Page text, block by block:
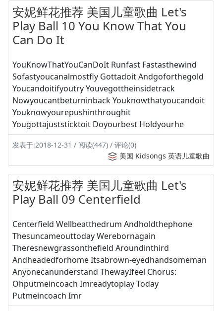
安妮鲜花推荐 美国儿童歌曲 Let's
Play Ball 10 You Know That You
Can Do It
YouKnowThatYouCanDoIt Runfast Fastasthewind
Sofastyoucanalmostfly Gottadoit Andgoforthegold
Youcandoitifyoutry Youvegottheinsidetrack
Nowyoucantbeturninback Youknowthatyoucandoit
Youknowyourepushinthroughit
Yougottajuststicktoit Doyourbest Holdyourhe
发表于:2018-12-31 / 阅读(447) / 评论(0)
美国 Kidsongs 英语儿童歌曲
安妮鲜花推荐 美国儿童歌曲 Let's
Play Ball 09 Centerfield
Centerfield Wellbeatthedrum Andholdthephone
Thesuncameouttoday Werebornagain
Theresnewgrassonthefield Aroundinthird
Andheadedforhome Itsabrown-eyedhandsomeman
Anyonecanunderstand ThewayIfeel Chorus:
Ohputmeincoach Imreadytoplay Today
Putmeincoach Imr